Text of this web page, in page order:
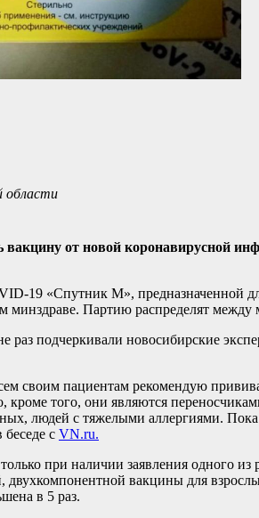
области
вакцину от новой коронавирусной
19 «Спутник М», предназначенной
Партию распределят между
раз подчеркивали новосибирские
своим пациентам рекомендую
кроме того, они являются
людей с тяжелыми аллергиями.
с VN.ru.
при наличии заявления одного
вакцины для
в 5 раз.